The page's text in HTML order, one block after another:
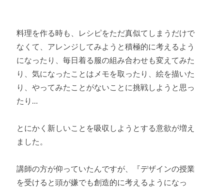
料理を作る時も、レシピをただ真似てしまうだけで
なくて、アレンジしてみようと積極的に考えるよう
になったり、毎日着る服の組み合わせも変えてみた
り、気になったことはメモを取ったり、絵を描いた
り、やってみたことがないことに挑戦しようと思っ
たり…
とにかく新しいことを吸収しようとする意欲が増え
ました。
講師の方が仰っていたんですが、『デザインの授業
を受けると頭が嫌でも創造的に考えるようになっ